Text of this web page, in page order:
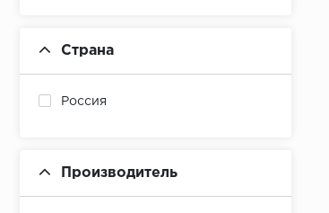
Страна
Россия
Производитель